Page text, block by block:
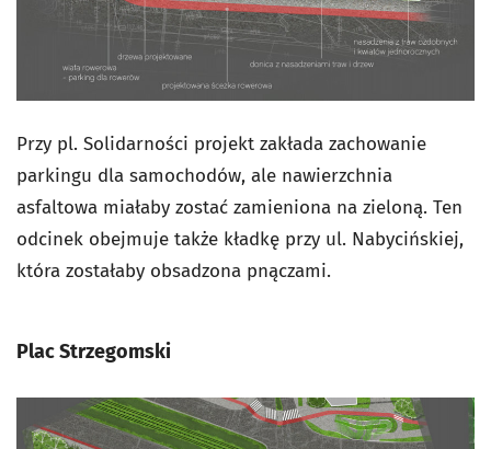
Przy pl. Solidarności projekt zakłada zachowanie
parkingu dla samochodów, ale nawierzchnia
asfaltowa miałaby zostać zamieniona na zieloną. Ten
odcinek obejmuje także kładkę przy ul. Nabycińskiej,
która zostałaby obsadzona pnączami.
Plac Strzegomski